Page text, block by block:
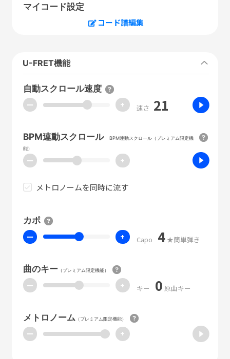
マイコード設定
コード譜編集
U-FRET機能
自動スクロール速度
ー + 速さ 21
BPM連動スクロール
BPM連動スクロール（プレミアム限定機
能）
ー +
メトロノームを同時に流す
カポ
ー + Capo 4 ★簡単弾き
曲のキー（プレミアム限定機能）
ー + キー 0 原曲キー
メトロノーム （プレミアム限定機能）
ー +